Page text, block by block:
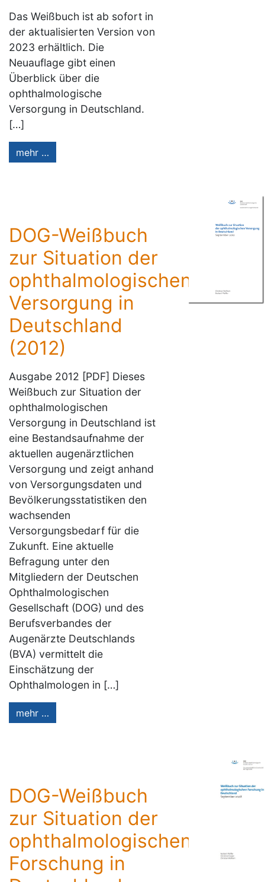
Das Weißbuch ist ab sofort in
der aktualisierten Version von
2023 erhältlich. Die
Neuauflage gibt einen
Überblick über die
ophthalmologische
Versorgung in Deutschland.
[…]
mehr …
DOG-Weißbuch
zur Situation der
ophthalmologischen
Versorgung in
Deutschland
(2012)
Ausgabe 2012 [PDF] Dieses
Weißbuch zur Situation der
ophthalmologischen
Versorgung in Deutschland ist
eine Bestandsaufnahme der
aktuellen augenärztlichen
Versorgung und zeigt anhand
von Versorgungsdaten und
Bevölkerungsstatistiken den
wachsenden
Versorgungsbedarf für die
Zukunft. Eine aktuelle
Befragung unter den
Mitgliedern der Deutschen
Ophthalmologischen
Gesellschaft (DOG) und des
Berufsverbandes der
Augenärzte Deutschlands
(BVA) vermittelt die
Einschätzung der
Ophthalmologen in […]
mehr …
DOG-Weißbuch
zur Situation der
ophthalmologischen
Forschung in